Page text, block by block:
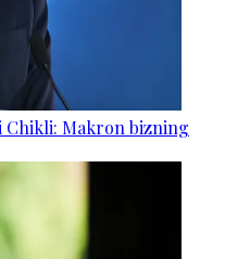
Makron bizning